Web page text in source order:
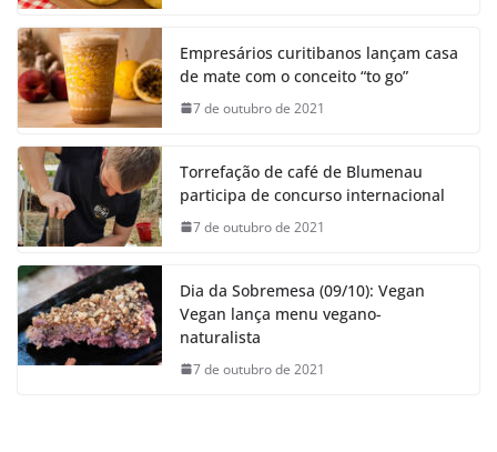
Empresários curitibanos lançam casa
de mate com o conceito “to go”
7 de outubro de 2021
Torrefação de café de Blumenau
participa de concurso internacional
7 de outubro de 2021
Dia da Sobremesa (09/10): Vegan
Vegan lança menu vegano-
naturalista
7 de outubro de 2021